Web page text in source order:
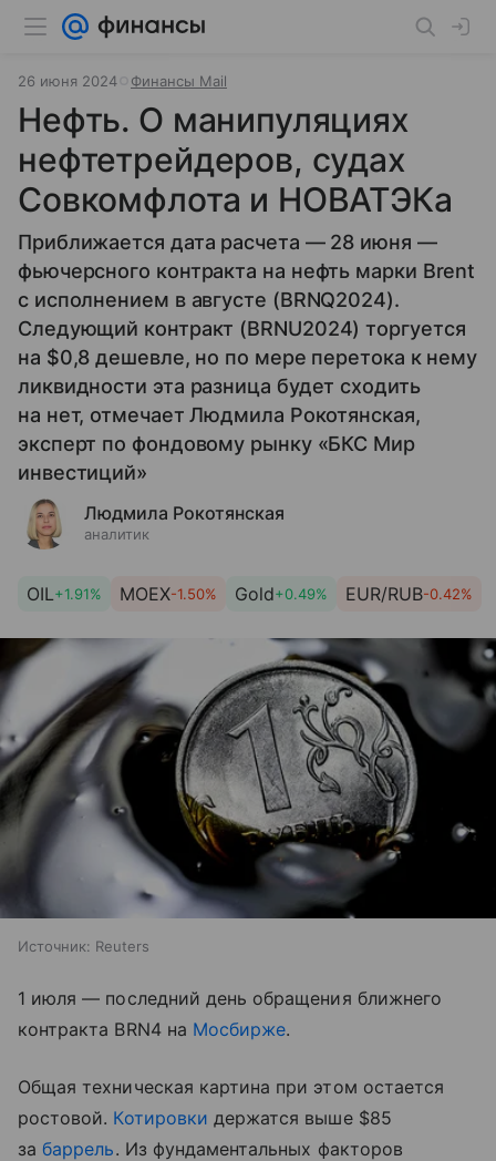
26 июня 2024 Финансы Mail
Нефть. О манипуляциях
нефтетрейдеров, судах
Совкомфлота и НОВАТЭКа
Приближается дата расчета — 28 июня —
фьючерсного контракта на нефть марки Brent
с исполнением в августе (BRNQ2024).
Следующий контракт (BRNU2024) торгуется
на $0,8 дешевле, но по мере перетока к нему
ликвидности эта разница будет сходить
на нет, отмечаетЛюдмила Рокотянская,
эксперт по фондовому рынку «БКС Мир
инвестиций»
Людмила Рокотянская
аналитик
OIL+1.91% MOEX-1.50% Gold+0.49% EUR/RUB-0.42%
Источник: Reuters
1 июля — последний день обращения ближнего
контракта BRN4 на Мосбирже.
Общая техническая картина при этом остается
ростовой. Котировки держатся выше $85
забаррель. Из фундаментальных факторов